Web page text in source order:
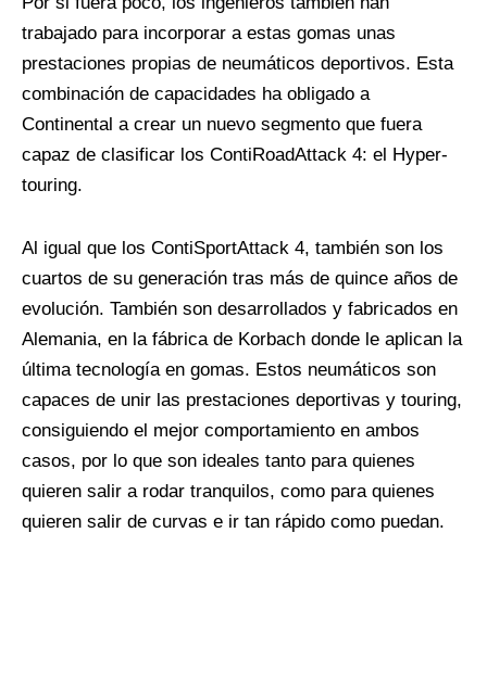
trabajado para incorporar a estas gomas unas
prestaciones propias de neumáticos deportivos. Esta
combinación de capacidades ha obligado a
Continental a crear un nuevo segmento que fuera
capaz de clasificar los ContiRoadAttack 4: el Hyper-
touring.
Al igual que los ContiSportAttack 4, también son los
cuartos de su generación tras más de quince años de
evolución. También son desarrollados y fabricados en
Alemania, en la fábrica de Korbach donde le aplican la
última tecnología en gomas. Estos neumáticos son
capaces de unir las prestaciones deportivas y touring,
consiguiendo el mejor comportamiento en ambos
casos, por lo que son ideales tanto para quienes
quieren salir a rodar tranquilos, como para quienes
quieren salir de curvas e ir tan rápido como puedan.